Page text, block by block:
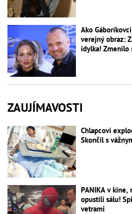
Ako
verejný obraz:
idylka! Zmenilo
ZAUJÍMAVOSTI
Chlapcovi
Skončil s
PANIKA v kine,
opustili sálu!
vetrami